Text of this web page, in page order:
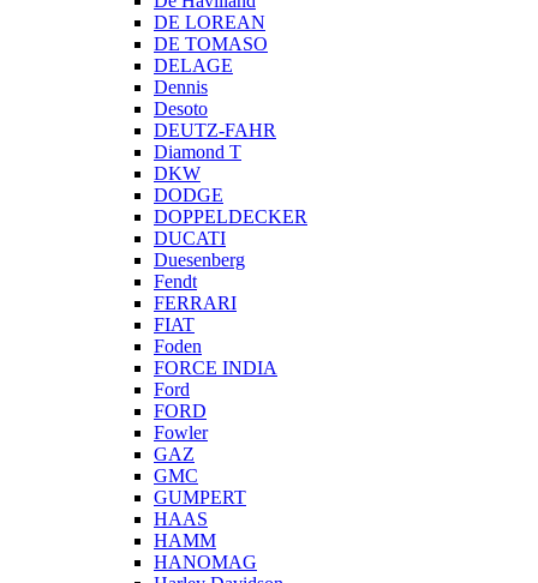
DE LOREAN
DE TOMASO
DELAGE
Dennis
Desoto
DEUTZ-FAHR
Diamond T
DKW
DODGE
DOPPELDECKER
DUCATI
Duesenberg
Fendt
FERRARI
FIAT
Foden
FORCE INDIA
Ford
FORD
Fowler
GAZ
GMC
GUMPERT
HAAS
HAMM
HANOMAG